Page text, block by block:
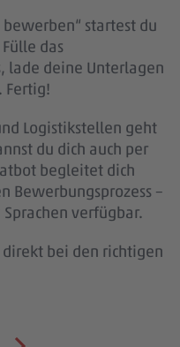
startest du
das
lade deine Unterlagen
Fertig!
Logistikstellen geht
du dich auch per
begleitet dich
Bewerbungsprozess –
verfügbar.
bei den richtigen